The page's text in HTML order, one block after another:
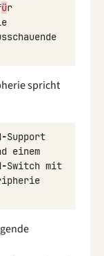
ür
spricht
-Support
einem
-Switch mit